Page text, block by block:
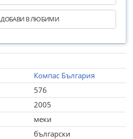
ДОБАВИ В ЛЮБИМИ
Компас България
576
2005
меки
български